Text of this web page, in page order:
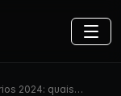
2024: quais…